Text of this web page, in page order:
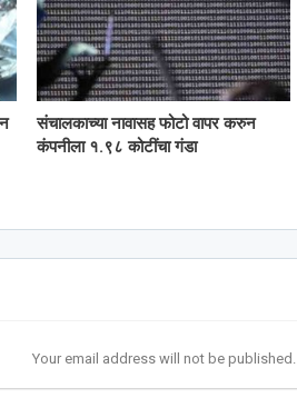
संचालकाच्या नावासह फोटो वापर करुन
कंपनीला १.९८ कोटींचा गंडा
Your email address will not be published.